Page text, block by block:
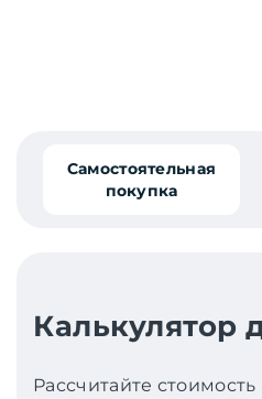
Самостоятельная
покупка
Калькулятор
Рассчитайте